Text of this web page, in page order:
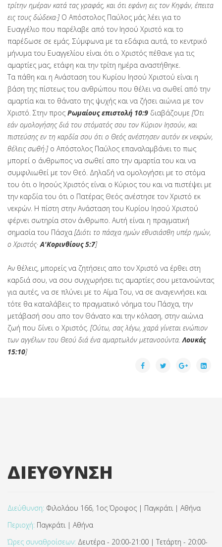
τρίτην ημέραν κατά τας γραφάς, και ότι εφάνη εις τον Κηφάν, έπειτα
εις τους δώδεκα·] Ο Απόστολος Παύλος μάς λέει για το
Ευαγγέλιο που παρέλαβε από τον Ιησού Χριστό και το
παρέδωσε σε εμάς. Σύμφωνα με τα εδάφια αυτά, το κεντρικό
μήνυμα του Ευαγγελίου είναι ότι ο Χριστός πέθανε για τις
αμαρτίες μας, ετάφη και την τρίτη ημέρα αναστήθηκε.
Τα πάθη και η Ανάσταση του Κυρίου Ιησού Χριστού είναι η
βάση της πίστεως του ανθρώπου που θέλει να σωθεί από την
αμαρτία και το θάνατο της ψυχής και να ζήσει αιώνια με τον
Χριστό. Στην προς Ρωμαίους επιστολή 10:9 διαβάζουμε [Ότι
εάν ομολογήσης διά του στόματός σου τον Κύριον Ιησούν, και
πιστεύσης εν τη καρδία σου ότι ο Θεός ανέστησεν αυτόν εκ νεκρών,
θέλεις σωθή·]ο Απόστολος Παύλος επαναλαμβάνει το πως
μπορεί ο άνθρωπος να σωθεί απο την αμαρτία του και να
συμφιλιωθεί με τον Θεό. Δηλαδή να ομολογήσει με το στόμα
του ότι ο Ιησούς Χριστός είναι ο Κύριος του και να πιστέψει με
την καρδία του ότι ο Πατέρας Θεός ανέστησε τον Χριστό εκ
νεκρών. Η πίστη στην Ανάσταση του Κυρίου Ιησού Χριστού
φέρνει σωτηρία στον άνθρωπο. Αυτή είναι η πραγματική
σημασία του Πάσχα [Διότι το πάσχα ημών εθυσιάσθη υπέρ ημών,
ο Χριστός·Α'Κορινθίους 5:7]
Αν θέλεις, μπορείς να ζητήσεις απο τον Χριστό να έρθει στη
καρδιά σου, να σου συγχωρήσει τις αμαρτίες σου μετανοώντας
για αυτές, να σε πλύνει με το Αίμα Του, να σε αναγεννήσει και
τότε θα καταλάβεις το πραγματικό νόημα του Πάσχα, την
μετάβασή σου απο τον Θάνατο και την κόλαση, στην αιώνια
ζωή που δίνει ο Χριστός. [Ούτω, σας λέγω, χαρά γίνεται ενώπιον
των αγγέλων του Θεού διά ένα αμαρτωλόν μετανοούντα.Λουκάς
15:10]
ΔΙΕΥΘΥΝΣΗ
Διεύθυνση: Φιλολάου 166, 1ος Όροφος | Παγκράτι | Αθήνα
Περιοχή: Παγκράτι | Αθήνα
Ώρες συναθροίσεων: Δευτέρα - 20:00-21:00 | Τετάρτη - 20:00-